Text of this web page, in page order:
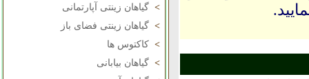
> گیاهان زینتی آپارتمانی
> گیاهان زینتی فضای باز
> کاکتوس ها
> گیاهان بیابانی